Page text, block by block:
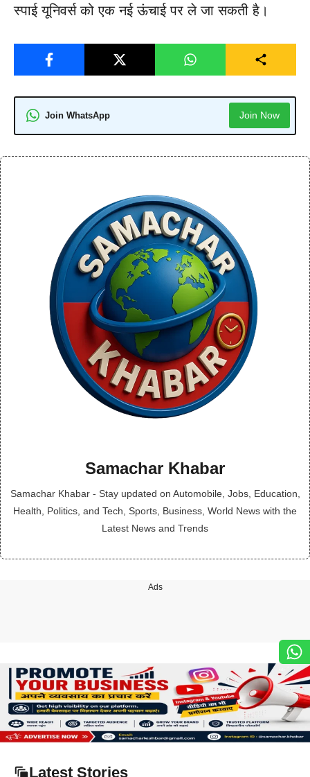
स्पाई यूनिवर्स को एक नई ऊंचाई पर ले जा सकती है।
Join WhatsApp Join Now
Samachar Khabar
Samachar Khabar - Stay updated on Automobile, Jobs, Education,
Health, Politics, and Tech, Sports, Business, World News with the
Latest News and Trends
Ads
Latest Stories